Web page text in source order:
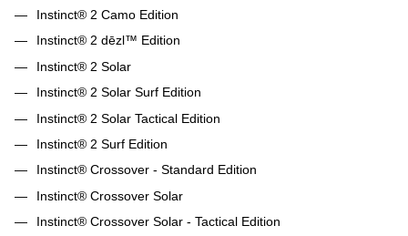
Instinct® 2 Camo Edition
Instinct® 2 dēzl™ Edition
Instinct® 2 Solar
Instinct® 2 Solar Surf Edition
Instinct® 2 Solar Tactical Edition
Instinct® 2 Surf Edition
Instinct® Crossover - Standard Edition
Instinct® Crossover Solar
Instinct® Crossover Solar - Tactical Edition